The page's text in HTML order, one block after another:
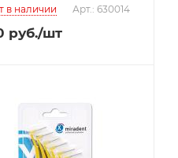
в наличии Арт.: 630014
руб./шт